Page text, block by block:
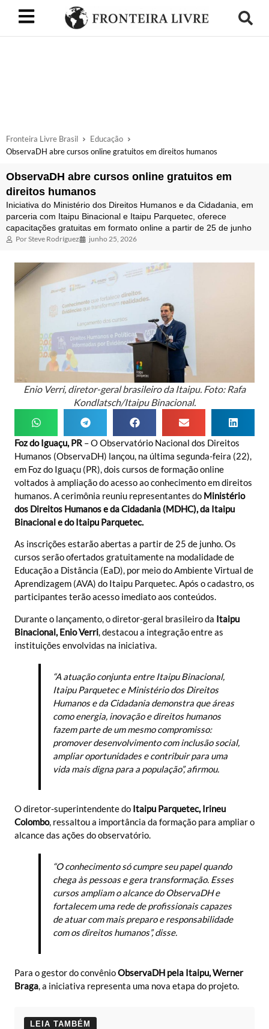
Fronteira Livre Brasil
Educação
ObservaDH abre cursos online gratuitos em direitos humanos
ObservaDH abre cursos online gratuitos em
direitos humanos
Iniciativa do Ministério dos Direitos Humanos e da Cidadania, em
parceria com Itaipu Binacional e Itaipu Parquetec, oferece
capacitações gratuitas em formato online a partir de 25 de junho
PorSteve Rodríguez junho 25, 2026
Enio Verri, diretor-geral brasileiro da Itaipu. Foto: Rafa
Kondlatsch/Itaipu Binacional.
Foz do Iguaçu, PR – O Observatório Nacional dos Direitos
Humanos (ObservaDH) lançou, na última segunda-feira (22),
em Foz do Iguaçu (PR), dois cursos de formação online
voltados à ampliação do acesso ao conhecimento em direitos
humanos. A cerimônia reuniu representantes do Ministério
dos Direitos Humanos e da Cidadania (MDHC), da Itaipu
Binacional e do Itaipu Parquetec.
As inscrições estarão abertas a partir de 25 de junho. Os
cursos serão ofertados gratuitamente na modalidade de
Educação a Distância (EaD), por meio do Ambiente Virtual de
Aprendizagem (AVA) do Itaipu Parquetec. Após o cadastro, os
participantes terão acesso imediato aos conteúdos.
Durante o lançamento, o diretor-geral brasileiro da Itaipu
Binacional, Enio Verri, destacou a integração entre as
instituições envolvidas na iniciativa.
“A atuação conjunta entre Itaipu Binacional,
Itaipu Parquetec e Ministério dos Direitos
Humanos e da Cidadania demonstra que áreas
como energia, inovação e direitos humanos
fazem parte de um mesmo compromisso:
promover desenvolvimento com inclusão social,
ampliar oportunidades e contribuir para uma
vida mais digna para a população”, afirmou.
O diretor-superintendente do Itaipu Parquetec, Irineu
Colombo, ressaltou a importância da formação para ampliar o
alcance das ações do observatório.
“O conhecimento só cumpre seu papel quando
chega às pessoas e gera transformação. Esses
cursos ampliam o alcance do ObservaDH e
fortalecem uma rede de profissionais capazes
de atuar com mais preparo e responsabilidade
com os direitos humanos”, disse.
Para o gestor do convênioObservaDH pela Itaipu, Werner
Braga , a iniciativa representa uma nova etapa do projeto.
LEIA TAMBÉM